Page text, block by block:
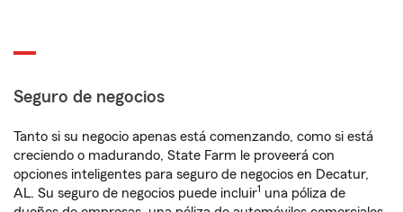
Seguro de negocios
Tanto si su negocio apenas está comenzando, como si está
creciendo o madurando, State Farm le proveerá con
opciones inteligentes para seguro de negocios en Decatur,
AL. Su seguro de negocios puede incluir1 una póliza de